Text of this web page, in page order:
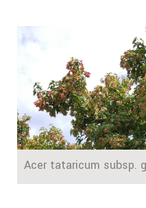
Acer tataricum subsp.